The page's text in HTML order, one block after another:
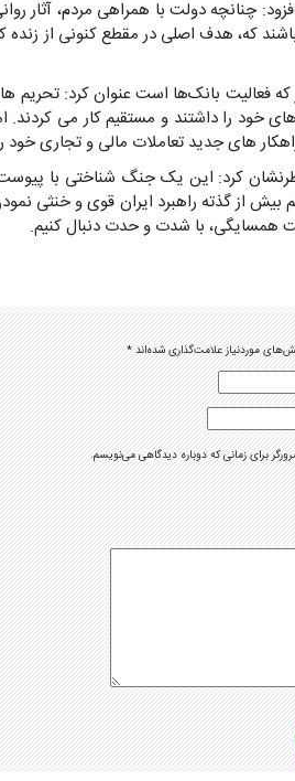
چنانچه دولت با همراهی مردم، آثار
که، هدف اصلی در مقطع کنونی از
خود را داشتند و مستقیم کار می
راهکار های جدید تعاملات مالی و تجاری
کرد: این یک جنگ شناختی با
بیش از گذته راهبرد ایران قوی و خنثی
همسایگی، با شدت و حدت دنبال کنیم.
موردنیاز علامت‌گذاری شده‌اند*
برای زمانی که دوباره دیدگاهی می‌نویسم.